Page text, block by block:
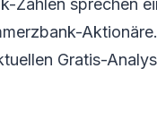
Gratis-